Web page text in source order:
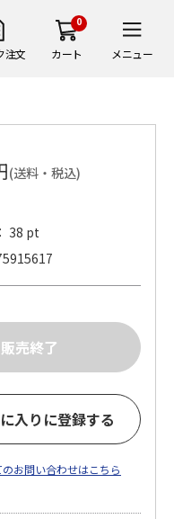
注文
0
カート メニュー
(送料・税込)
38 pt
入りに登録する
お問い合わせはこちら